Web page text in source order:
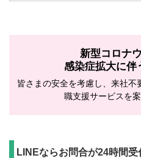
新型コロナ
感染症拡大に伴
皆さまの安全を考慮し、来社
職支援サービスを
LINEならお問合が24時間受